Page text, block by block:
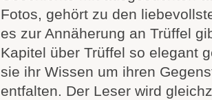
Fotos, gehört zu den
es zur Annäherung an Trüffel
Kapitel über Trüffel so elegant
sie ihr Wissen um ihren
entfalten. Der Leser wird